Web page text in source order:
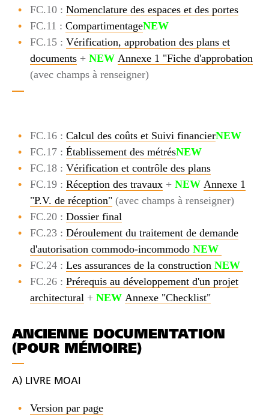
FC.10 : Nomenclature des espaces et des portes
FC.11 : CompartimentageNEW
FC.15 : Vérification, approbation des plans et
documents + NEW Annexe 1 "Fiche d'approbation
(avec champs à renseigner)
FC.16 : Calcul des coûts et Suivi financierNEW
FC.17 : Établissement des métrésNEW
FC.18 : Vérification et contrôle des plans
FC.19 : Réception des travaux + NEW Annexe 1
"P.V. de réception" (avec champs à renseigner)
FC.20 : Dossier final
FC.23 : Déroulement du traitement de demande
d'autorisation commodo-incommodo NEW
FC.24 : Les assurances de la construction NEW
FC.26 : Prérequis au développement d'un projet
architectural + NEW Annexe "Checklist"
ANCIENNE DOCUMENTATION
(POUR MÉMOIRE)
A) LIVRE MOAI
Version par page